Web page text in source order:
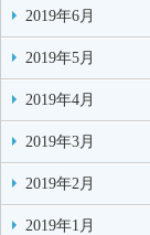
2019年6月
2019年5月
2019年4月
2019年3月
2019年2月
2019年1月